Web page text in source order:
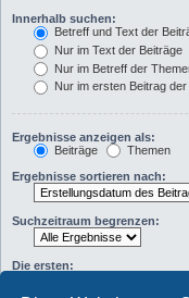
Innerhalb suchen:
Betreff und Text der
Nur im Text der Beiträge
Nur im Betreff der
Nur im ersten Beitrag
Ergebnisse anzeigen als:
Beiträge
Themen
Ergebnisse sortieren nach:
Suchzeitraum begrenzen:
Die ersten: